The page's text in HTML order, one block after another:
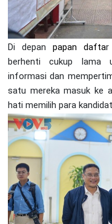
Di depanpapan daftar
berhenti cukup lama
informasi dan
satu mereka masuk ke
hati memilih para